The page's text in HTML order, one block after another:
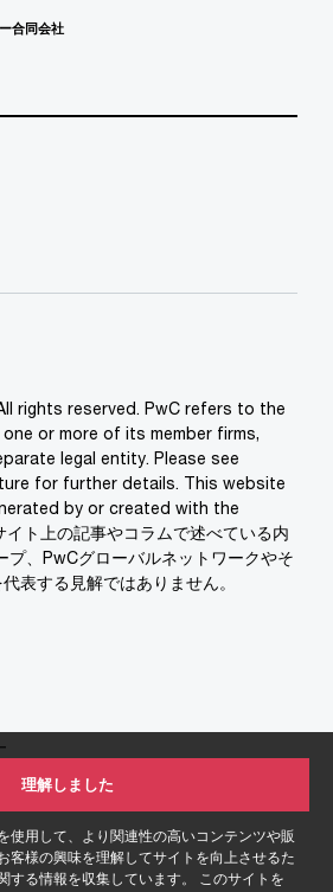
使用して、より関連性の高いコンテンツや販
客様の興味を理解してサイトを向上させるた
する情報を収集しています。 このサイトを
理解しました
合同会社
rights reserved. PwC refers to the
or more of its member firms,
legal entity. Please see
for further details. This website
by or created with the
ト上の記事やコラムで述べている内
、PwCグローバルネットワークやそ
表する見解ではありません。